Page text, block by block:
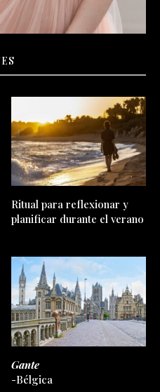
Ritual para reflexionar y
planificar durante el verano
Gante
-Bélgica